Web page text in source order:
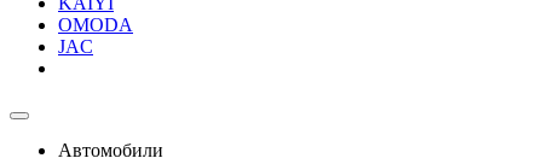
OMODA
JAC
Автомобили